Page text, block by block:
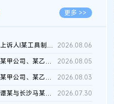
更多 >>
上诉人I某工具制品有限公司与被上诉人程某及一审被告中华人民共和...
2026.08.06
某甲公司、某乙公司、某丙公司申请诉前行为保全复议裁定书
2026.08.05
某甲公司、某乙公司、官某与某丙公司专利申请权权属纠纷 二审判决...
2026.08.03
谭某与长沙马某堆农产品股份有限公司滥用市场支配地位纠纷二审裁...
2026.07.30